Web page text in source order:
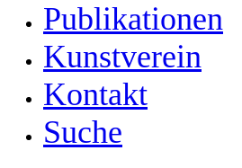
Publikationen
Kunstverein
Kontakt
Suche